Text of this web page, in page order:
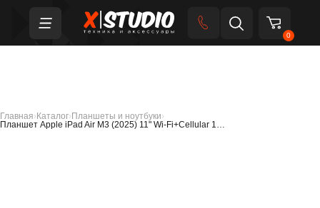
0
Главная› Каталог› Планшеты и ноутбуки›
Планшет Apple iPad Air M3 (2025) 11" Wi-Fi+Cellular 1…